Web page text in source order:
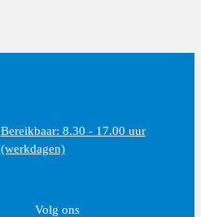
Bereikbaar: 8.30 - 17.00 uur
(werkdagen)
Volg ons